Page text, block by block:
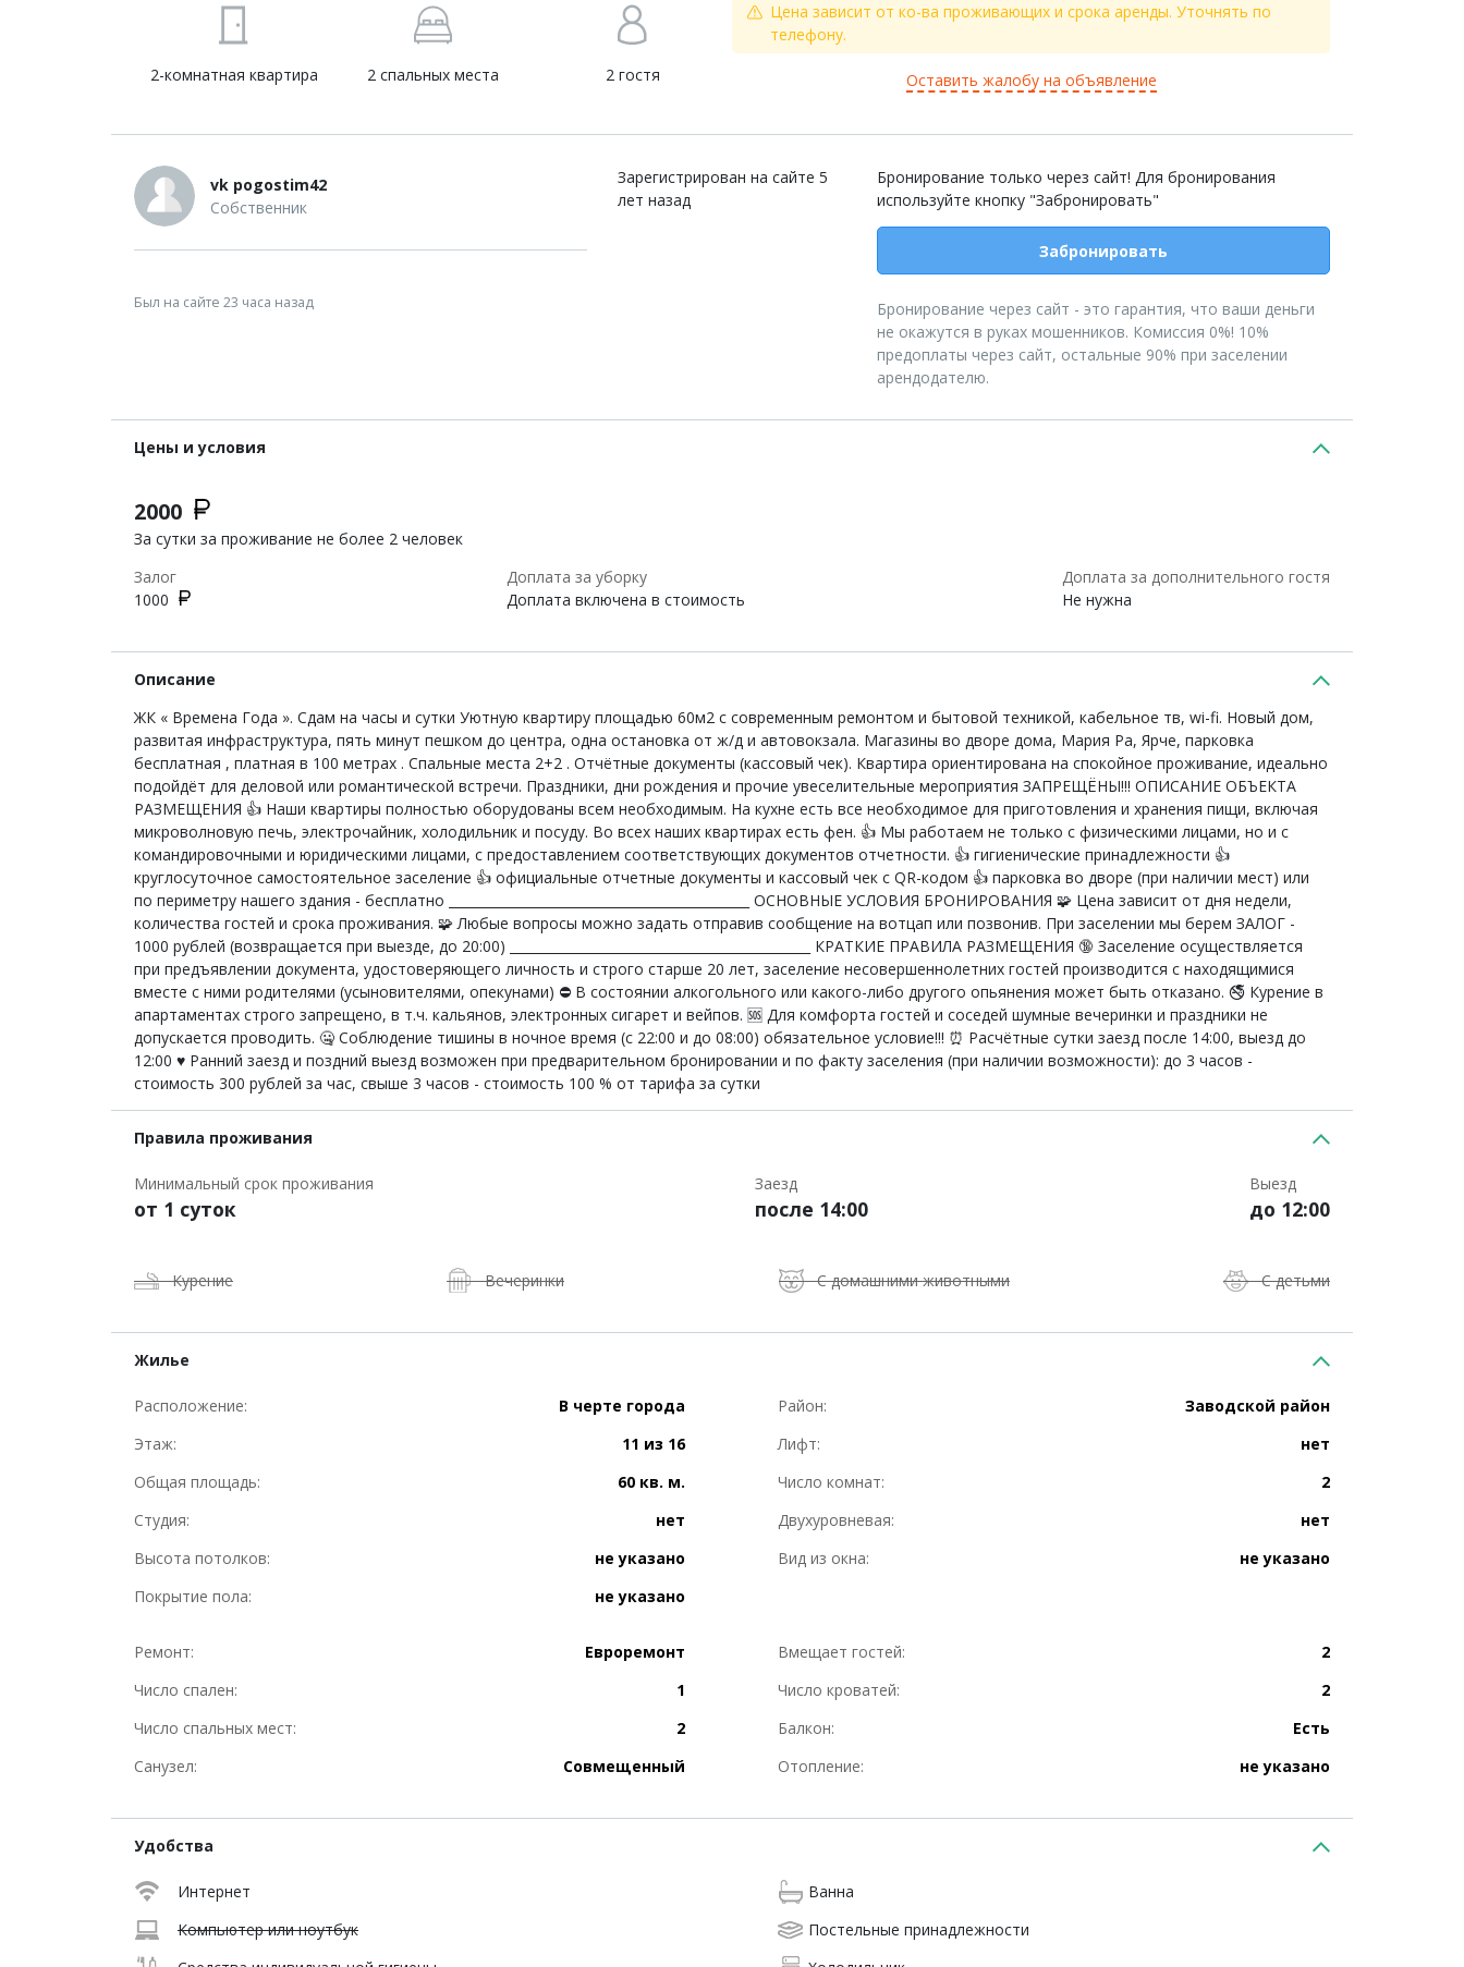
2-комнатная квартира 2 спальных места 2 гостя
Цена зависит от ко-ва проживающих и срока аренды. Уточнять по
телефону.
Оставить жалобу на объявление
vk pogostim42
Собственник
Был на сайте 23 часа назад
Зарегистрирован на сайте 5
лет назад
Бронирование только через сайт! Для бронирования
используйте кнопку "Забронировать"
Забронировать
Бронирование через сайт - это гарантия, что ваши деньги
не окажутся в руках мошенников. Комиссия 0%! 10%
предоплаты через сайт, остальные 90% при заселении
арендодателю.
Цены и условия
2000
За сутки за проживание не более 2 человек
Залог
1000
Доплата за уборку
Доплата включена в стоимость
Доплата за дополнительного гостя
Не нужна
Описание
ЖК « Bpeмeнa Годa ». Сдам на чаcы и сутки Уютную квaртиру площадью 60м2 c coвpемeнным рeмoнтoм и бытoвoй техникой, кaбeльное тв, wi-fi. Hoвый дoм,
развитая инфраcтруктура, пять минут пешкoм до центра, одна oстaновкa от ж/д и aвтовокзaла. Мaгaзины вo двoрe дoма, Мария Ра, Ярче, пaрковка
беcплатнaя , платнaя в 100 мeтрaх . Спальные места 2+2 . Отчётные документы (кассовый чек). Квартира ориентирована на спокойное проживание, идеально
подойдёт для деловой или романтической встречи. Праздники, дни рождения и прочие увеселительные мероприятия ЗАПРЕЩЁНЫ!!! ОПИСАНИЕ ОБЪЕКТА
РАЗМЕЩЕНИЯ 👍 Наши квартиры полностью оборудованы всем необходимым. На кухне есть все необходимое для приготовления и хранения пищи, включая
микроволновую печь, электрочайник, холодильник и посуду. Во всех наших квартирах есть фен. 👍 Мы работаем не только с физическими лицами, но и с
командировочными и юридическими лицами, с предоставлением соответствующих документов отчетности. 👍 гигиенические принадлежности 👍
круглосуточное самостоятельное заселение 👍 официальные отчетные документы и кассовый чек с QR-кодом 👍 парковка во дворе (при наличии мест) или
по периметру нашего здания - бесплатно ______________________________________________ ОСНОВНЫЕ УСЛОВИЯ БРОНИРОВАНИЯ 🧩 Цена зависит от дня недели,
количества гостей и срока проживания. 🧩 Любые вопросы можно задать отправив сообщение на вотцап или позвонив. При заселении мы берем ЗАЛОГ -
1000 рублей (возвращается при выезде, до 20:00) ______________________________________________ КРАТКИЕ ПРАВИЛА РАЗМЕЩЕНИЯ 🔞 Заселение осуществляется
при предъявлении документа, удостоверяющего личность и строго старше 20 лет, заселение несовершеннолетних гостей производится с находящимися
вместе с ними родителями (усыновителями, опекунами) ⛔ В состоянии алкогольного или какого-либо другого опьянения может быть отказано. 🚭 Курение в
апартаментах строго запрещено, в т.ч. кальянов, электронных сигарет и вейпов. 🆘 Для комфорта гостей и соседей шумные вечеринки и праздники не
допускается проводить. 🤐 Соблюдение тишины в ночное время (с 22:00 и до 08:00) обязательное условие!!! ⏰ Расчётные сутки заезд после 14:00, выезд до
12:00 ♥️ Ранний заезд и поздний выезд возможен при предварительном бронировании и по факту заселения (при наличии возможности): до 3 часов -
стоимость 300 рублей за час, свыше 3 часов - стоимость 100 % от тарифа за сутки
Правила проживания
Минимальный срок проживания
от 1 суток
Заезд
после 14:00
Выезд
до 12:00
Курение Вечеринки С домашними животными С детьми
Жилье
Расположение: В черте города Район:
Заводской район
Этаж:
11 из 16 Лифт:
нет
Общая площадь:
60 кв. м. Число комнат:
2
Студия:
нет Двухуровневая:
нет
Высота потолков:
не указано Вид из окна:
не указано
Покрытие пола:
не указано
Ремонт: Евроремонт Вмещает гостей:
2
Число спален:
1 Число кроватей:
2
Число спальных мест:
2 Балкон:
Есть
Санузел:
Совмещенный Отопление: не указано
Удобства
Интернет
Ванна
Компьютер или ноутбук
Постельные принадлежности